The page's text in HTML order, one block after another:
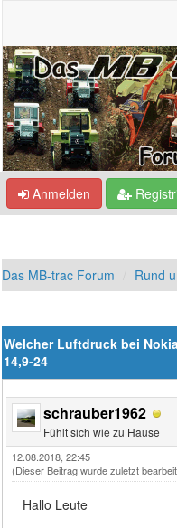
Anmelden
Das MB-trac Forum Rund
Welcher Luftdruck bei
14,9-24
schrauber1962
Fühlt sich wie zu Hause
12.08.2018, 22:45
(Dieser Beitrag wurde zuletzt
Hallo Leute